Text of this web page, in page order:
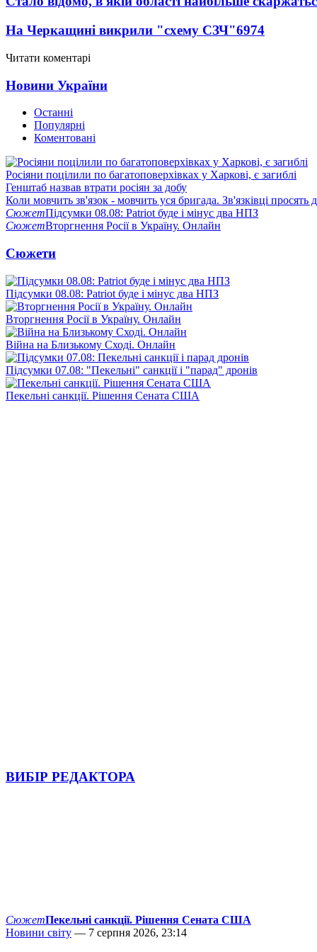
На Черкащині викрили "схему СЗЧ"6974
Читати коментарі
Новини України
Останні
Популярні
Коментовані
Росіяни поцілили по багатоповерхівках у Харкові, є загиблі
Генштаб назвав втрати росіян за добу
Коли мовчить зв'язок - мовчить уся бригада. Зв'язківці просять
СюжетПідсумки 08.08: Patriot буде і мінус два НПЗ
СюжетВторгнення Росії в Україну. Онлайн
Сюжети
Підсумки 08.08: Patriot буде і мінус два НПЗ
Вторгнення Росії в Україну. Онлайн
Війна на Близькому Сході. Онлайн
Підсумки 07.08: "Пекельні" санкції і "парад" дронів
Пекельні санкції. Рішення Сената США
ВИБІР РЕДАКТОРА
СюжетПекельні санкції. Рішення Сената США
Новини світу — 7 серпня 2026, 23:14